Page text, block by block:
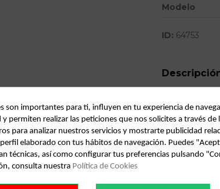
Modelo
ID: 64753
BMW SERIE
2000
son importantes para ti, influyen en tu experiencia de
y permiten realizar las peticiones que nos solicites a través
para analizar nuestros servicios y mostrarte publicidad
elaborado con tus hábitos de navegación. Puedes
técnicas, así como configurar tus preferencias pulsando
consulta nuestra Política de Cookies